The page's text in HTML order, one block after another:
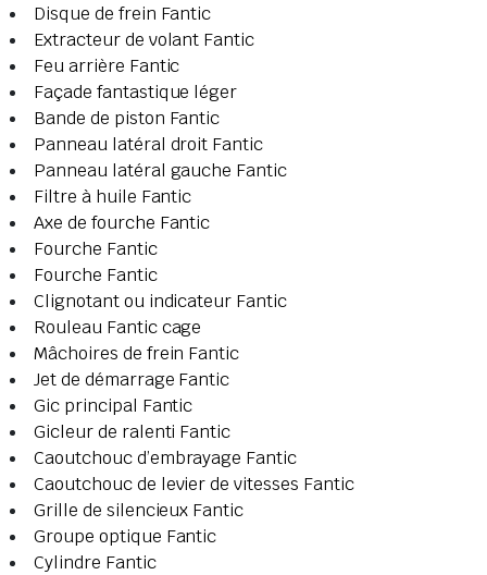
Disque de frein Fantic
Extracteur de volant Fantic
Feu arrière Fantic
Façade fantastique léger
Bande de piston Fantic
Panneau latéral droit Fantic
Panneau latéral gauche Fantic
Filtre à huile Fantic
Axe de fourche Fantic
Fourche Fantic
Fourche Fantic
Clignotant ou indicateur Fantic
Rouleau Fantic cage
Mâchoires de frein Fantic
Jet de démarrage Fantic
Gic principal Fantic
Gicleur de ralenti Fantic
Caoutchouc d’embrayage Fantic
Caoutchouc de levier de vitesses Fantic
Grille de silencieux Fantic
Groupe optique Fantic
Cylindre Fantic